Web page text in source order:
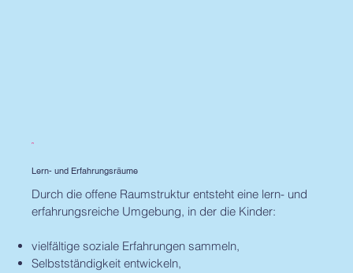
Lern- und Erfahrungsräume
Durch die offene Raumstruktur entsteht eine lern- und
erfahrungsreiche Umgebung, in der die Kinder:
vielfältige soziale Erfahrungen sammeln,
Selbstständigkeit entwickeln,